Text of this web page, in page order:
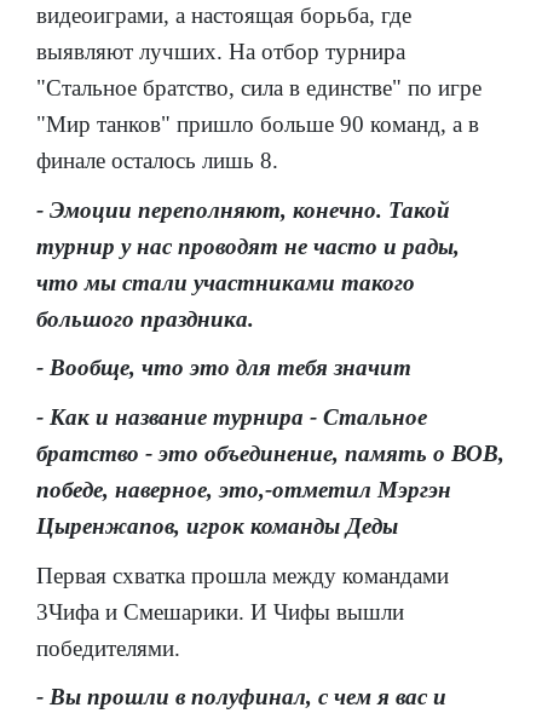
видеоиграми, а настоящая борьба, где
выявляют лучших. На отбор турнира
"Стальное братство, сила в единстве" по игре
"Мир танков" пришло больше 90 команд, а в
финале осталось лишь 8.
- Эмоции переполняют, конечно. Такой
турнир у нас проводят не часто и рады,
что мы стали участниками такого
большого праздника.
- Вообще, что это для тебя значит
- Как и название турнира - Стальное
братство - это объединение, память о ВОВ,
победе, наверное, это,-отметил Мэргэн
Цыренжапов, игрок команды Деды
Первая схватка прошла между командами
3Чифа и Смешарики. И Чифы вышли
победителями.
- Вы прошли в полуфинал, с чем я вас и